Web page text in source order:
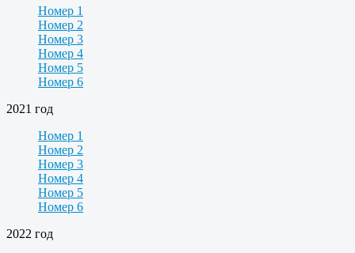
Номер 1
Номер 2
Номер 3
Номер 4
Номер 5
Номер 6
2021 год
Номер 1
Номер 2
Номер 3
Номер 4
Номер 5
Номер 6
2022 год